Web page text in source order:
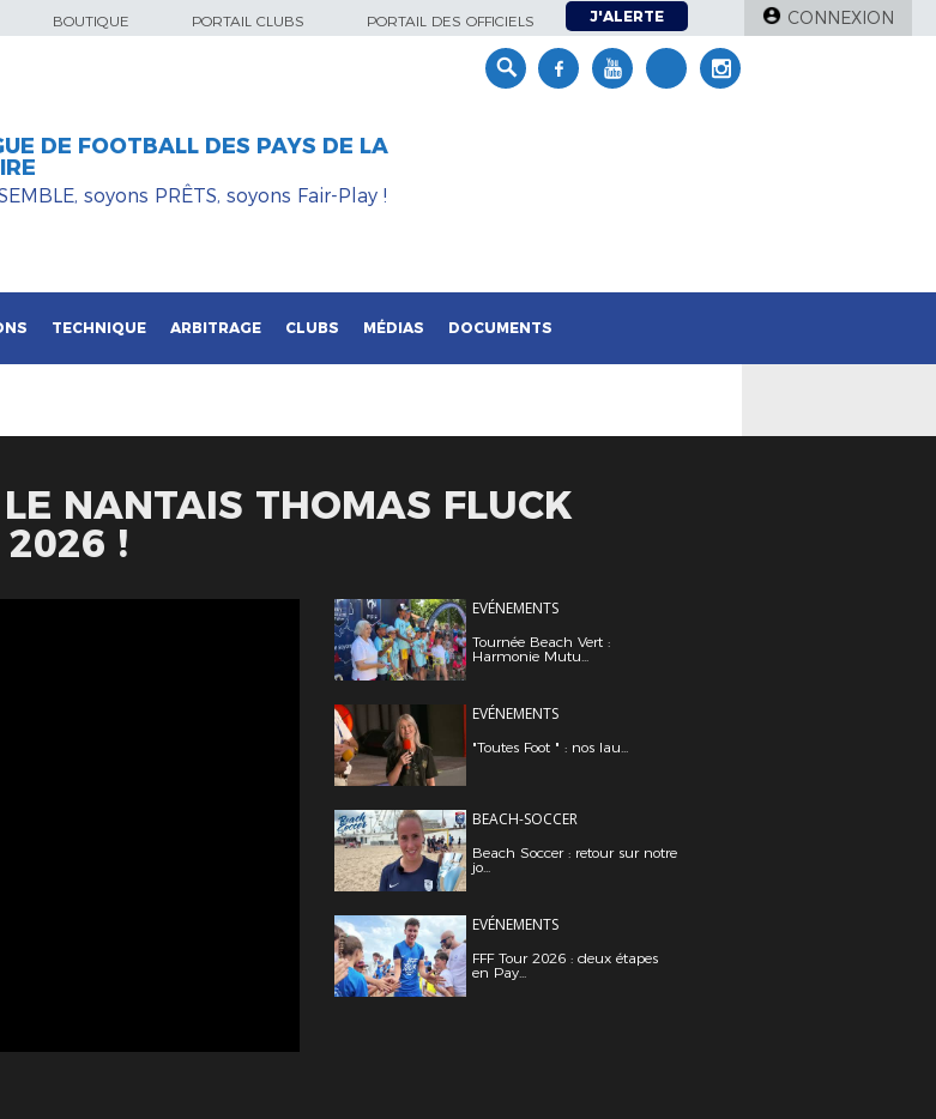
BOUTIQUE PORTAIL CLUBS PORTAIL DES OFFICIELS J'ALERTE CONNEXION
DE FOOTBALL DES PAYS DE LA
soyons PRÊTS, soyons Fair-Play !
TECHNIQUE ARBITRAGE CLUBS MÉDIAS DOCUMENTS
NANTAIS THOMAS FLUCK
2026 !
EVÉNEMENTS
Tournée Beach Vert :
Harmonie Mutu...
EVÉNEMENTS
"Toutes Foot " : nos lau...
BEACH-SOCCER
Beach Soccer : retour sur notre
jo...
EVÉNEMENTS
FFF Tour 2026 : deux étapes
en Pay...